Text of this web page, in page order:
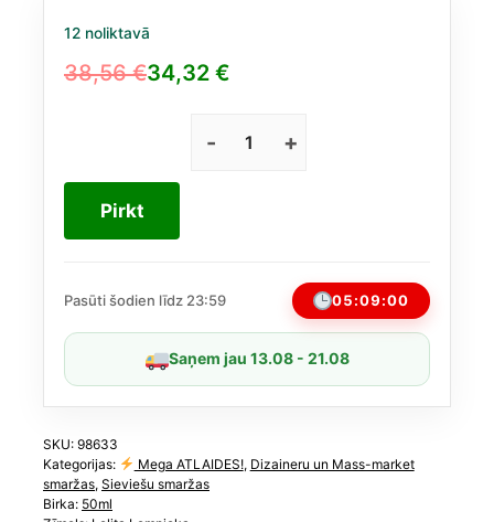
12 noliktavā
38,56€
Original
38,56 €.
34,32 €
Current
34,32 €.
Lolita
Pirkt
Pasūti šodien līdz 23:59 05:09:00
Saņem jau 13.08 - 21.08
SKU: 98633
Kategorijas:
Mega ATLAIDES!, Dizaineru un Mass-market
smaržas, Sieviešu smaržas
Birka: 50ml